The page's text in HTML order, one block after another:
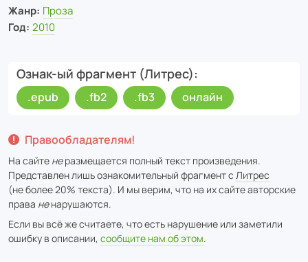
Жанр: Проза
Год: 2010
Ознак-ый фрагмент (Литрес)
.epub .fb2 .fb3 онлайн
Правообладателям!
На сайте неразмещается полный текст произведения.
Представлен лишь ознакомительный фрагмент с Литрес
(не более 20% текста). И мы верим, что на их сайте авторские
права ненарушаются.
Если вы всё же считаете, что есть нарушение или заметили
ошибку в описании, сообщите нам об этом.